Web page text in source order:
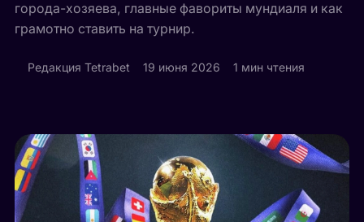
города-хозяева, главные фавориты мундиаля и как
грамотно ставить на турнир.
Редакция Tetrabet 19 июня 2026 1 мин чтения